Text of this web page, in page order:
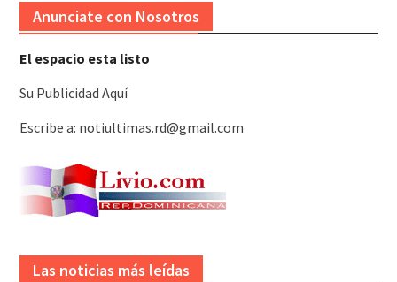
Anunciate con Nosotros
El espacio esta listo
Su Publicidad Aquí
Escribe a: notiultimas.rd@gmail.com
Las noticias más leídas